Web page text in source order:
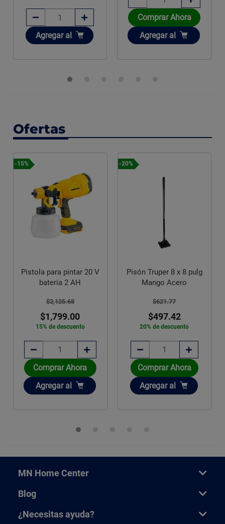
Añadir
Agregar al
Comprar Ahora
Añadir
Agregar al
Ofertas
-15%
Pistola para pintar 20 V
bateria 2 AH
$2,125.68
$1,799.00
15% de descuento
Comprar Ahora
Añadir
Agregar al
-20%
Pisón Truper 8 x 8 pulg
Mango Acero
$621.77
$497.42
20% de descuento
Comprar Ahora
Añadir
Agregar al
MN Home Center
Blog
¿Necesitas ayuda?